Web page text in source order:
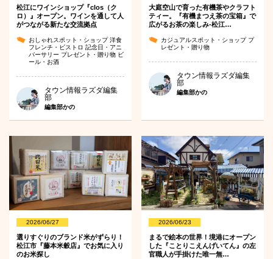
松江にワインショップ『clos（ク
ロ）』オープン。ワインを通して人
がつながる新たな交流拠点
おしゃれスポット・ショップ洋食
フレンチ・ビストロ 記念日・アニ
バーサリー プレゼント・贈り物 ビ
ール・お酒
タウン情報ラズダ編集
部
編集部かの
大庭空山で育った有機茶やクラフト
ティー。『有機まつえ茶の宝箱』で
広がるお茶の楽しみ-松江…
カジュアルスポット・ショップ プ
レゼント・贈り物
タウン情報ラズダ編集
部
編集部かの
2026/06/27
選りすぐりのブランド米がずらり！
松江市『藤本米穀店』でお気に入り
のお米探し
2026/06/23
まるで絵本の世界！境港にオープン
した『ことりこえんげいてん』の左
官職人が手掛けた唯一無…